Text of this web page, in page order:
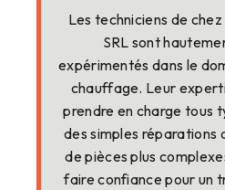
Les techniciens de
SRL sont
expérimentés dans le
chauffage. Leur
prendre en charge tous
des simples réparations
de pièces plus
faire confiance pour un